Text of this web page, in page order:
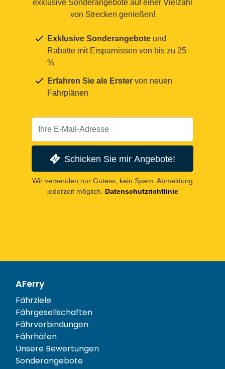
exklusive Sonderangebote auf einer Vielzahl
von Strecken genießen!
Exklusive Sonderangebote und
Rabatte mit Ersparnissen von bis zu 25
%
Erfahren Sie als Erster von neuen
Fahrplänen
Schicken Sie mir Angebote!
Wir versenden nur Gutess, kein Spam. Abmeldung
jederzeit möglich.
Datenschutzrichtlinie
AFerry
Fährziele
Fährgesellschaften
Fährverbindungen
Fährhäfen
Unsere Bewertungen
Sonderangebote